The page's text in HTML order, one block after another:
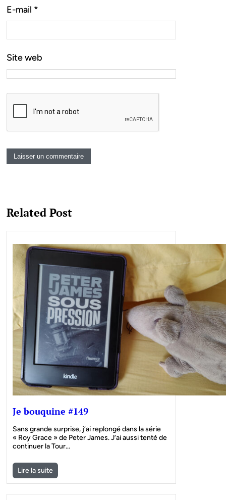
E-mail *
Site web
Related Post
Je bouquine #149
Sans grande surprise, j’ai replongé dans la série
« Roy Grace » de Peter James. J’ai aussi tenté de
continuer la Tour…
Lire la suite